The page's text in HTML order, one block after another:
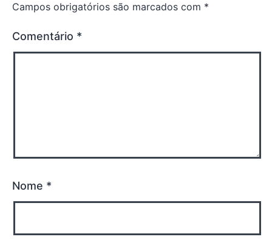
Campos obrigatórios são marcados com *
Comentário *
Nome *